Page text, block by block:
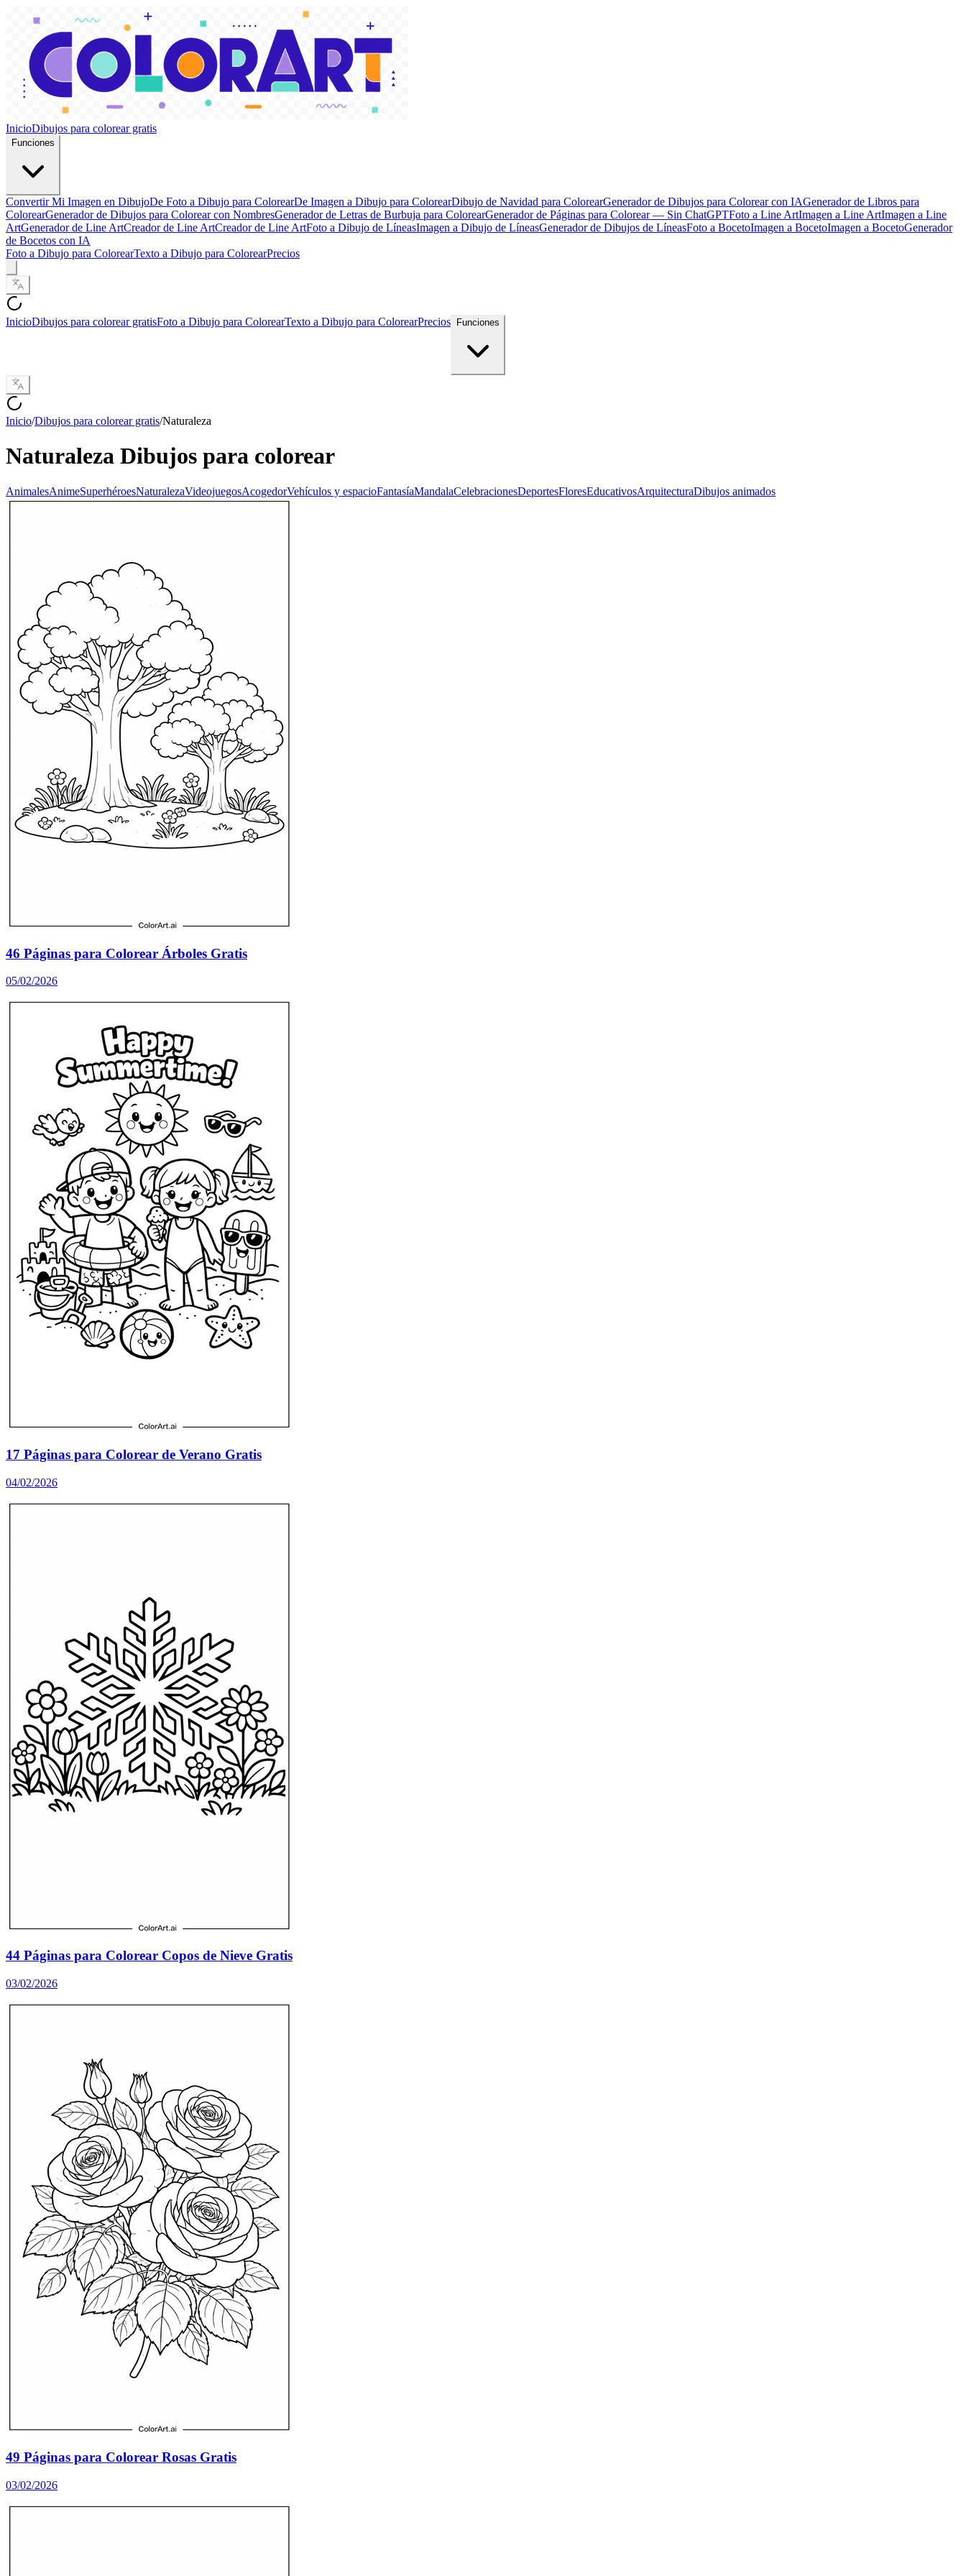
InicioDibujos para colorear gratis
Funciones
Convertir Mi Imagen en DibujoDe Foto a Dibujo para ColorearDe Imagen a Dibujo para ColorearDibujo de Navidad para ColorearGenerador de Dibujos para Colorear con IAGenerador de Libros para
ColorearGenerador de Dibujos para Colorear con NombresGenerador de Letras de Burbuja para ColorearGenerador de Páginas para Colorear — Sin ChatGPTFoto a Line ArtImagen a Line ArtImagen a Line
ArtGenerador de Line ArtCreador de Line ArtCreador de Line ArtFoto a Dibujo de LíneasImagen a Dibujo de LíneasGenerador de Dibujos de LíneasFoto a BocetoImagen a BocetoImagen a BocetoGenerador
de Bocetos con IA
Foto a Dibujo para ColorearTexto a Dibujo para ColorearPrecios
InicioDibujos para colorear gratisFoto a Dibujo para ColorearTexto a Dibujo para ColorearPrecios Funciones
Inicio/Dibujos para colorear gratis/Naturaleza
Naturaleza Dibujos para colorear
AnimalesAnimeSuperhéroesNaturalezaVideojuegosAcogedorVehículos y espacioFantasíaMandalaCelebracionesDeportesFloresEducativosArquitecturaDibujos animados
46 Páginas para Colorear Árboles Gratis
05/02/2026
17 Páginas para Colorear de Verano Gratis
04/02/2026
44 Páginas para Colorear Copos de Nieve Gratis
03/02/2026
49 Páginas para Colorear Rosas Gratis
03/02/2026